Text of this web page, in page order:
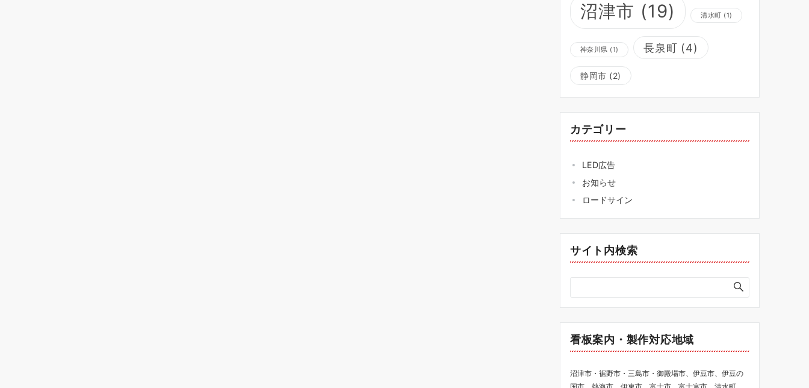
沼津市 (19) 清水町 (1)
神奈川県 (1) 長泉町 (4)
静岡市 (2)
カテゴリー
LED広告
お知らせ
ロードサイン
サイト内検索
看板案内・製作対応地域
沼津市・裾野市・三島市・御殿場市、伊豆市、伊豆の